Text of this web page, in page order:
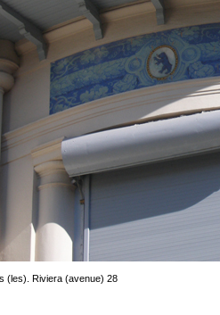
(les). Riviera (avenue) 28